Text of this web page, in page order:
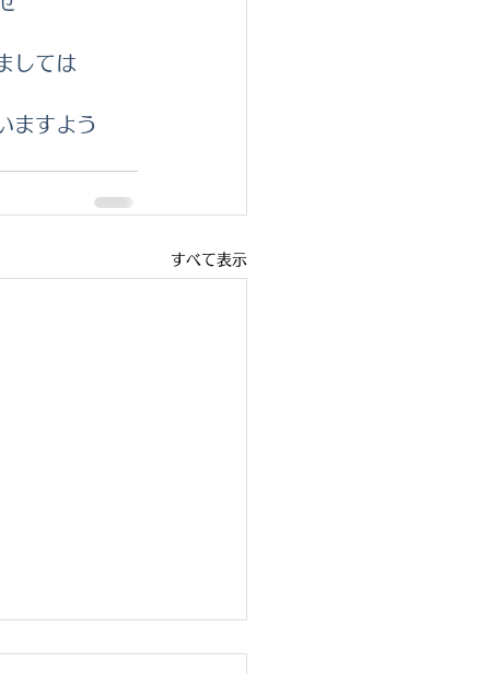
しては
ますよう
すべて表示